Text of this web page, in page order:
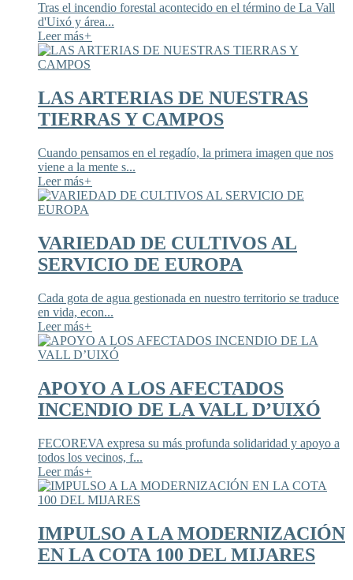
Tras el incendio forestal acontecido en el término de La Vall
d'Uixó y área...
Leer más+
LAS ARTERIAS DE NUESTRAS
TIERRAS Y CAMPOS
Cuando pensamos en el regadío, la primera imagen que nos
viene a la mente s...
Leer más+
VARIEDAD DE CULTIVOS AL
SERVICIO DE EUROPA
Cada gota de agua gestionada en nuestro territorio se traduce
en vida, econ...
Leer más+
APOYO A LOS AFECTADOS
INCENDIO DE LA VALL D’UIXÓ
FECOREVA expresa su más profunda solidaridad y apoyo a
todos los vecinos, f...
Leer más+
IMPULSO A LA MODERNIZACIÓN
EN LA COTA 100 DEL MIJARES